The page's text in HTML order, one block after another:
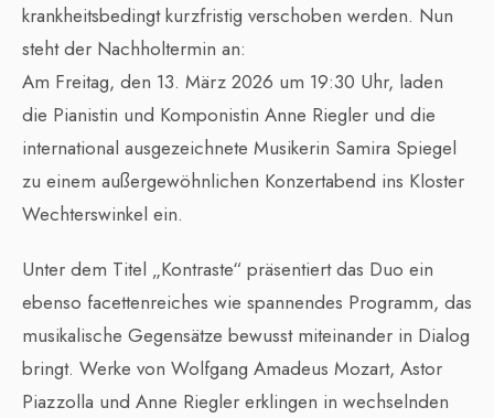
krankheitsbedingt kurzfristig verschoben werden. Nun
steht der Nachholtermin an:
Am Freitag, den 13. März 2026 um 19:30 Uhr, laden
die Pianistin und Komponistin Anne Riegler und die
international ausgezeichnete Musikerin Samira Spiegel
zu einem außergewöhnlichen Konzertabend ins Kloster
Wechterswinkel ein.
Unter dem Titel „Kontraste“ präsentiert das Duo ein
ebenso facettenreiches wie spannendes Programm, das
musikalische Gegensätze bewusst miteinander in Dialog
bringt. Werke von Wolfgang Amadeus Mozart, Astor
Piazzolla und Anne Riegler erklingen in wechselnden